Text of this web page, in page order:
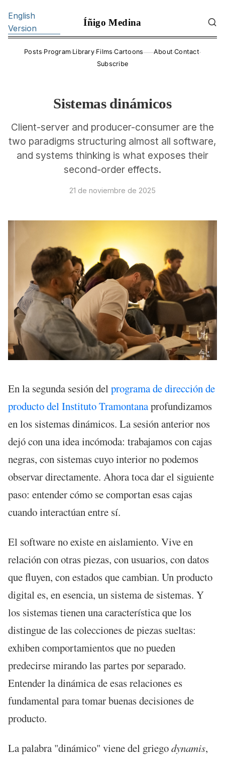
English
Version
Íñigo Medina
Posts·Program·Library·Films·Cartoons——About·Contact·
Subscribe
Sistemas dinámicos
Client-server and producer-consumer are the
two paradigms structuring almost all software,
and systems thinking is what exposes their
second-order effects.
21 de noviembre de 2025
En la segunda sesión del programa de dirección de
producto del Instituto Tramontanaprofundizamos
en los sistemas dinámicos. La sesión anterior nos
dejó con una idea incómoda: trabajamos con cajas
negras, con sistemas cuyo interior no podemos
observar directamente. Ahora toca dar el siguiente
paso: entender cómo se comportan esas cajas
cuando interactúan entre sí.
El software no existe en aislamiento. Vive en
relación con otras piezas, con usuarios, con datos
que fluyen, con estados que cambian. Un producto
digital es, en esencia, un sistema de sistemas. Y
los sistemas tienen una característica que los
distingue de las colecciones de piezas sueltas:
exhiben comportamientos que no pueden
predecirse mirando las partes por separado.
Entender la dinámica de esas relaciones es
fundamental para tomar buenas decisiones de
producto.
La palabra "dinámico" viene del griegodynamis,